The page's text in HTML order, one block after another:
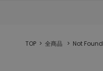
TOP 全商品 Not Found